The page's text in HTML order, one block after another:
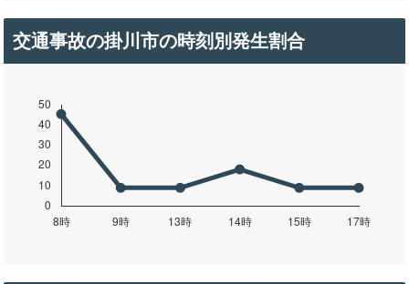
交通事故の掛川市の時刻別発生割合